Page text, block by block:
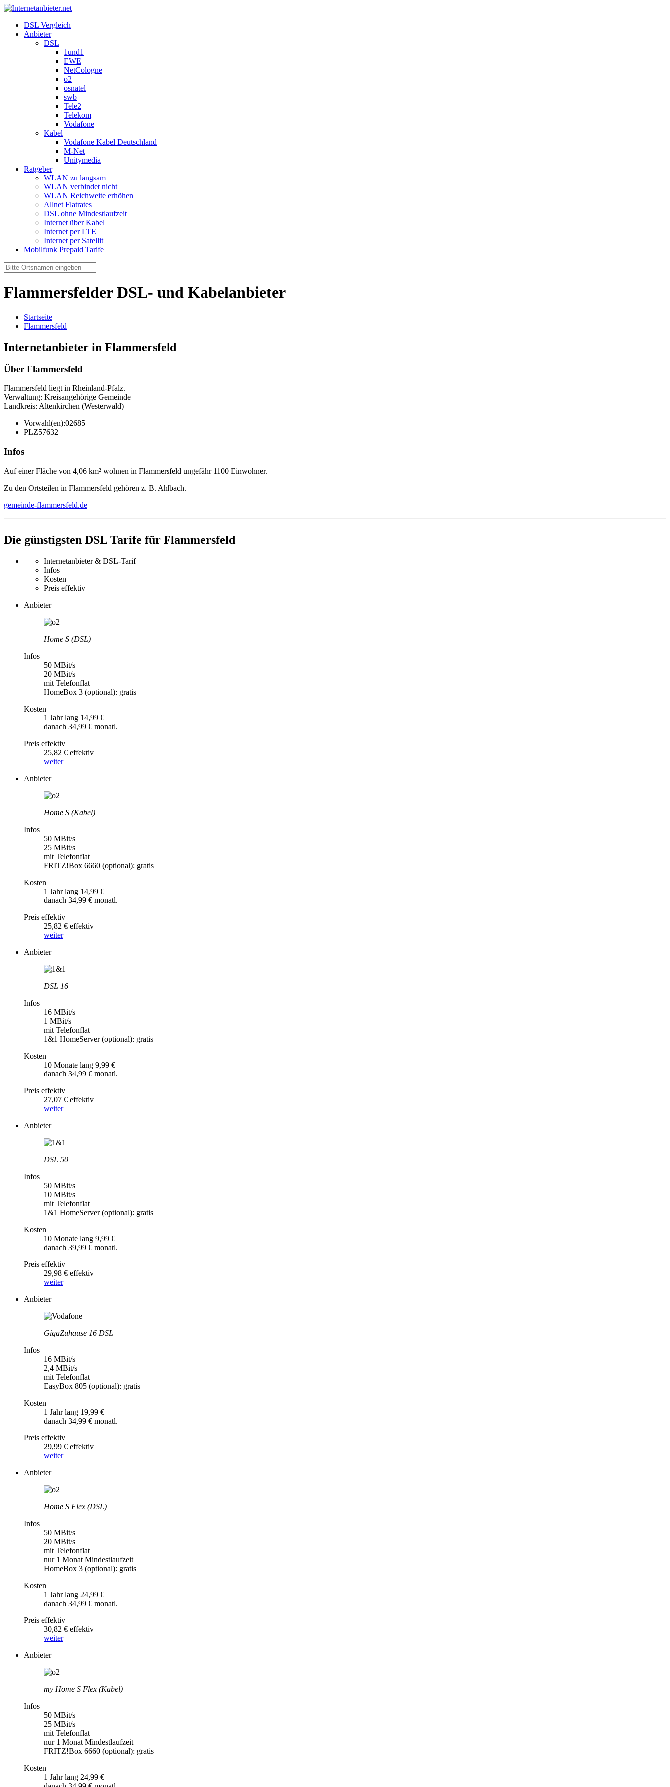
DSL Vergleich
Anbieter
DSL
1und1
EWE
NetCologne
o2
osnatel
swb
Tele2
Telekom
Vodafone
Kabel
Vodafone Kabel Deutschland
M-Net
Unitymedia
Ratgeber
WLAN zu langsam
WLAN verbindet nicht
WLAN Reichweite erhöhen
Allnet Flatrates
DSL ohne Mindestlaufzeit
Internet über Kabel
Internet per LTE
Internet per Satellit
Mobilfunk Prepaid Tarife
Flammersfelder DSL- und Kabelanbieter
Startseite
Flammersfeld
Internetanbieter in Flammersfeld
Über Flammersfeld
Flammersfeld liegt in Rheinland-Pfalz.
Verwaltung: Kreisangehörige Gemeinde
Landkreis: Altenkirchen (Westerwald)
Vorwahl(en):02685
PLZ57632
Infos
Auf einer Fläche von 4,06 km² wohnen in Flammersfeld ungefähr 1100 Einwohner.
Zu den Ortsteilen in Flammersfeld gehören z. B. Ahlbach.
gemeinde-flammersfeld.de
Die günstigsten DSL Tarife für Flammersfeld
Internetanbieter & DSL-Tarif
Infos
Kosten
Preis effektiv
Anbieter
Home S (DSL)
Infos
50 MBit/s
20 MBit/s
mit Telefonflat
HomeBox 3 (optional): gratis
Kosten
1 Jahr lang 14,99 €
danach 34,99 € monatl.
Preis effektiv
25,82 € effektiv
weiter
Anbieter
Home S (Kabel)
Infos
50 MBit/s
25 MBit/s
mit Telefonflat
FRITZ!Box 6660 (optional): gratis
Kosten
1 Jahr lang 14,99 €
danach 34,99 € monatl.
Preis effektiv
25,82 € effektiv
weiter
Anbieter
DSL 16
Infos
16 MBit/s
1 MBit/s
mit Telefonflat
1&1 HomeServer (optional): gratis
Kosten
10 Monate lang 9,99 €
danach 34,99 € monatl.
Preis effektiv
27,07 € effektiv
weiter
Anbieter
DSL 50
Infos
50 MBit/s
10 MBit/s
mit Telefonflat
1&1 HomeServer (optional): gratis
Kosten
10 Monate lang 9,99 €
danach 39,99 € monatl.
Preis effektiv
29,98 € effektiv
weiter
Anbieter
GigaZuhause 16 DSL
Infos
16 MBit/s
2,4 MBit/s
mit Telefonflat
EasyBox 805 (optional): gratis
Kosten
1 Jahr lang 19,99 €
danach 34,99 € monatl.
Preis effektiv
29,99 € effektiv
weiter
Anbieter
Home S Flex (DSL)
Infos
50 MBit/s
20 MBit/s
mit Telefonflat
nur 1 Monat Mindestlaufzeit
HomeBox 3 (optional): gratis
Kosten
1 Jahr lang 24,99 €
danach 34,99 € monatl.
Preis effektiv
30,82 € effektiv
weiter
Anbieter
my Home S Flex (Kabel)
Infos
50 MBit/s
25 MBit/s
mit Telefonflat
nur 1 Monat Mindestlaufzeit
FRITZ!Box 6660 (optional): gratis
Kosten
1 Jahr lang 24,99 €